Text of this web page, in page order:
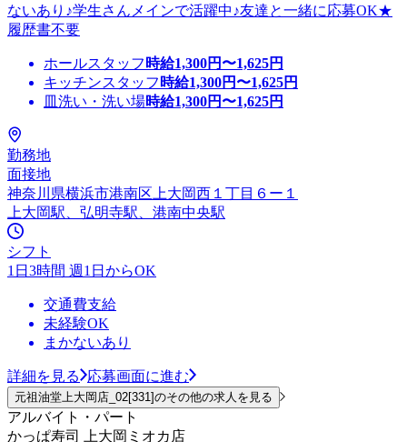
ないあり♪学生さんメインで活躍中♪友達と一緒に応募OK★
履歴書不要
ホールスタッフ 時給1,300円〜1,625円
キッチンスタッフ 時給1,300円〜1,625円
皿洗い・洗い場時給1,300円〜1,625円
勤務地
面接地
神奈川県横浜市港南区上大岡西１丁目６ー１
上大岡駅、弘明寺駅、港南中央駅
シフト
1日3時間 週1日からOK
交通費支給
未経験OK
まかないあり
詳細を見る 応募画面に進む
元祖油堂上大岡店_02[331]のその他の求人を見る
アルバイト・パート
かっぱ寿司 上大岡ミオカ店